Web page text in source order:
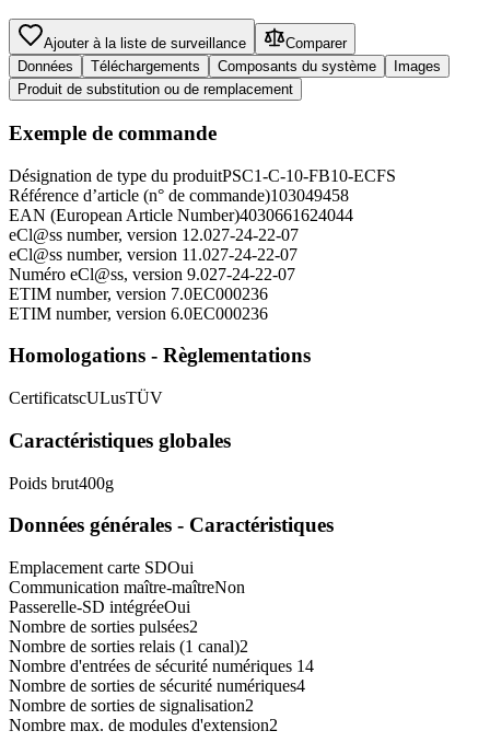
Ajouter à la liste de surveillance
Comparer
Données
Téléchargements Composants du système
Images
Produit de substitution ou de remplacement
Exemple de commande
Désignation de type du produitPSC1-C-10-FB10-ECFS
Référence d’article (n° de commande)103049458
EAN (European Article Number)4030661624044
eCl@ss number, version 12.027-24-22-07
eCl@ss number, version 11.027-24-22-07
Numéro eCl@ss, version 9.027-24-22-07
ETIM number, version 7.0EC000236
ETIM number, version 6.0EC000236
Homologations - Règlementations
CertificatscULusTÜV
Caractéristiques globales
Poids brut400g
Données générales - Caractéristiques
Emplacement carte SDOui
Communication maître-maîtreNon
Passerelle-SD intégréeOui
Nombre de sorties pulsées2
Nombre de sorties relais (1 canal)2
Nombre d'entrées de sécurité numériques 14
Nombre de sorties de sécurité numériques4
Nombre de sorties de signalisation2
Nombre max. de modules d'extension2